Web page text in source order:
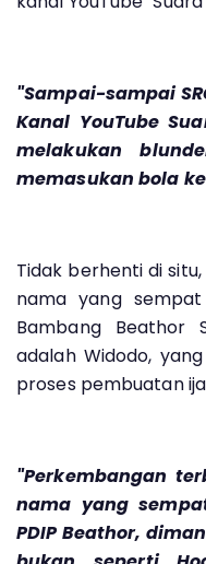
"Sampai-sampai
Kanal YouTube
melakukan
memasukan bola
Tidak berhenti di
nama yang
Bambang Beathor
adalah Widodo,
proses pembuatan
"Perkembangan
nama yang
PDIP Beathor,